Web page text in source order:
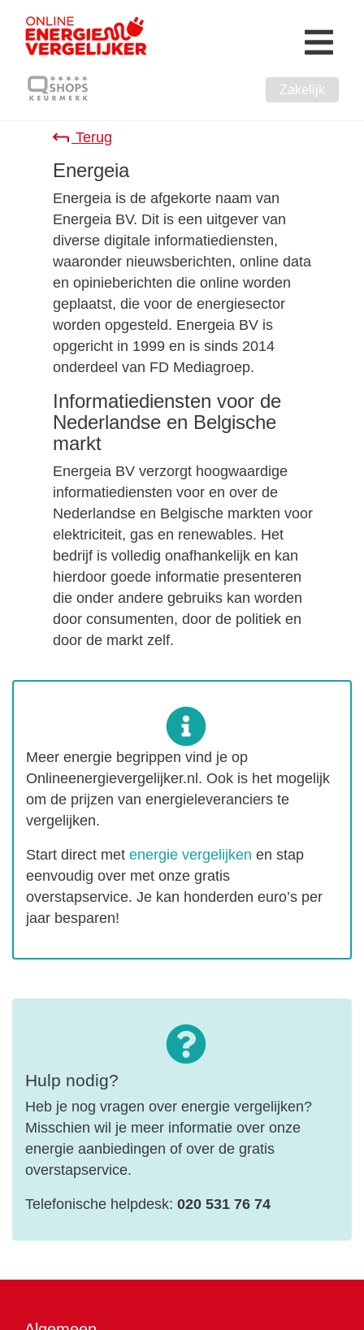
Zakelijk
Energeia
Terug
Energeia is de afgekorte naam van
Energeia BV. Dit is een uitgever van
diverse digitale informatiediensten,
waaronder nieuwsberichten, online data
en opinieberichten die online worden
geplaatst, die voor de energiesector
worden opgesteld. Energeia BV is
opgericht in 1999 en is sinds 2014
onderdeel van FD Mediagroep.
Informatiediensten voor de
Nederlandse en Belgische
markt
Energeia BV verzorgt hoogwaardige
informatiediensten voor en over de
Nederlandse en Belgische markten voor
elektriciteit, gas en renewables. Het
bedrijf is volledig onafhankelijk en kan
hierdoor goede informatie presenteren
die onder andere gebruiks kan worden
door consumenten, door de politiek en
door de markt zelf.
Meer energie begrippen vind je op
Onlineenergievergelijker.nl. Ook is het mogelijk
om de prijzen van energieleveranciers te
vergelijken.
Start direct met energie vergelijken en stap
eenvoudig over met onze gratis
overstapservice. Je kan honderden euro’s per
jaar besparen!
Hulp nodig?
Heb je nog vragen over energie vergelijken?
Misschien wil je meer informatie over onze
energie aanbiedingen of over de gratis
overstapservice.
Telefonische helpdesk: 020 531 76 74